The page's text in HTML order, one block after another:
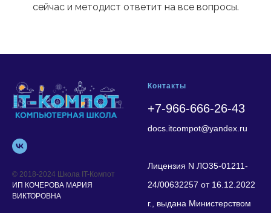
сейчас и методист ответит на все вопросы.
© 2018-2024 Школа IT-Компот
ИП КОЧЕРОВА МАРИЯ
ВИКТОРОВНА
Контакты
+7-966-666-26-43
docs.itcompot@yandex.ru
Лицензия N ЛО35-01211-
24/00632257 от 16.12.2022
г., выдана Министерством